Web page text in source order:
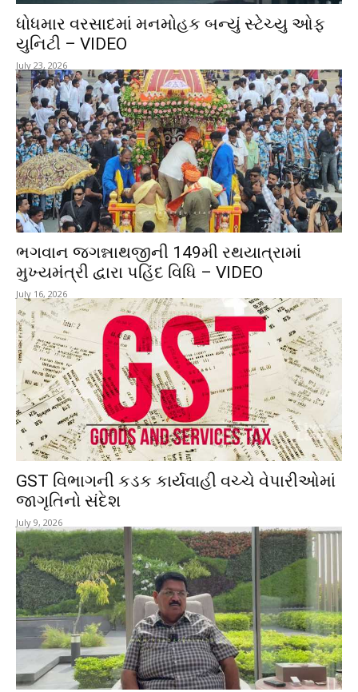
ધોધમાર વરસાદમાં મનમોહક બન્યું સ્ટેચ્યુ ઓફ
યુનિટી – VIDEO
July 23, 2026
ભગવાન જગન્નાથજીની 149મી રથયાત્રામાં
મુખ્યમંત્રી દ્વારા પહિંદ વિધિ – VIDEO
July 16, 2026
GST વિભાગની કડક કાર્યવાહી વચ્ચે વેપારીઓમાં
જાગૃતિનો સંદેશ
July 9, 2026